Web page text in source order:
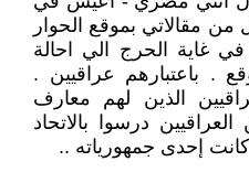
مقالاتي بموقع الحوار
غاية الحرج الي احالة
. باعتبارهم عراقيين .
الذين لهم معارف
درسوا بالاتحاد
كانت إحدى جمهورياته ..